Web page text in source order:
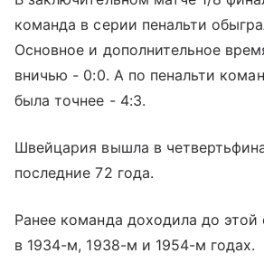
команда в серии пенальти
Основное и дополнительное
вничью - 0:0. А по пенальти
была точнее - 4:3.
Швейцария вышла в
последние 72 года.
Ранее команда доходила до этой
в 1934-м, 1938-м и 1954-м годах.